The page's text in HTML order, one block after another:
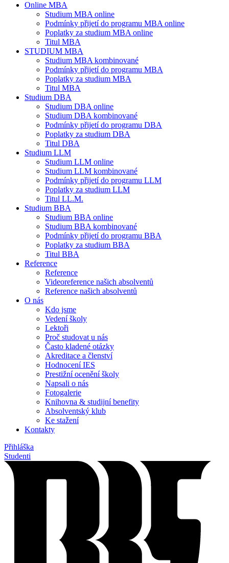
Online MBA
Studium MBA online
Podmínky přijetí do programu MBA online
Poplatky za studium MBA online
Titul MBA
STUDIUM MBA
Studium MBA kombinované
Podmínky přijetí do programu MBA
Poplatky za studium MBA
Titul MBA
Studium DBA
Studium DBA online
Studium DBA kombinované
Podmínky přijetí do programu DBA
Poplatky za studium DBA
Titul DBA
Studium LLM
Studium LLM online
Studium LLM kombinované
Podmínky přijetí do programu LLM
Poplatky za studium LLM
Titul LL.M.
Studium BBA
Studium BBA online
Studium BBA kombinované
Podmínky přijetí do programu BBA
Poplatky za studium BBA
Titul BBA
Reference
Reference
Videoreference našich absolventů
Reference našich absolventů
O nás
Kdo jsme
Vedení školy
Lektoři
Proč studovat u nás
Často kladené otázky
Akreditace a členství
Hodnocení IES
Prestižní ocenění školy
Napsali o nás
Fotogalerie
Knihovna & studijní benefity
Absolventský klub
Ke stažení
Kontakty
Přihláška
Studenti